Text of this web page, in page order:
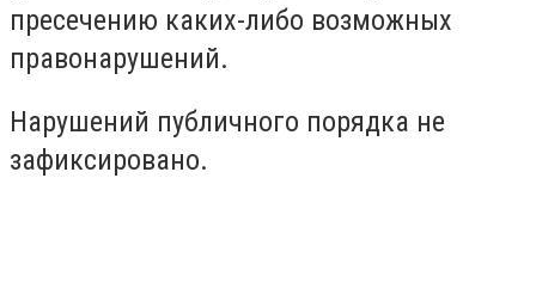
пресечению каких-либо возможных
правонарушений.
Нарушений публичного порядка не
зафиксировано.